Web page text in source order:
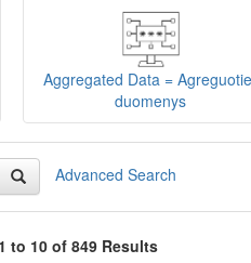
(kol kas ne visi ištekliai
kataloguose pagal tipą:
tyrimus). Taip pat LiDA
deponuoti socialinių ir
susipažinti su
LiDA Dataverse
Aggregated Data =
duomenys
Advanced Search
1 to 10 of 849 Results